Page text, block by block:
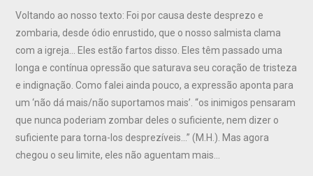
Voltando ao nosso texto: Foi por causa deste desprezo e
zombaria, desde ódio enrustido, que o nosso salmista clama
com a igreja… Eles estão fartos disso. Eles têm passado uma
longa e contínua opressão que saturava seu coração de tristeza
e indignação. Como falei ainda pouco, a expressão aponta para
um ‘não dá mais/não suportamos mais’. “os inimigos pensaram
que nunca poderiam zombar deles o suficiente, nem dizer o
suficiente para torna-los desprezíveis…” (M.H.). Mas agora
chegou o seu limite, eles não aguentam mais…